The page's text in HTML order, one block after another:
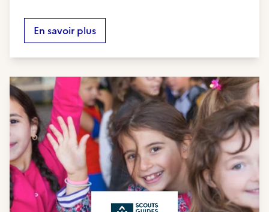
En savoir plus